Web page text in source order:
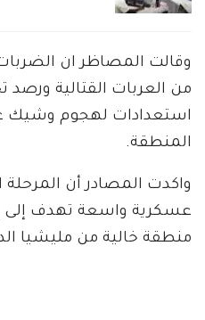
وقالت المصاظر ان
من العربات القتالية
استعدادات لهجوم وشيك
المنطقة.
واكدت المصادر أن
عسكرية واسعة تهدف إلى
منطقة خالية من مليشيا